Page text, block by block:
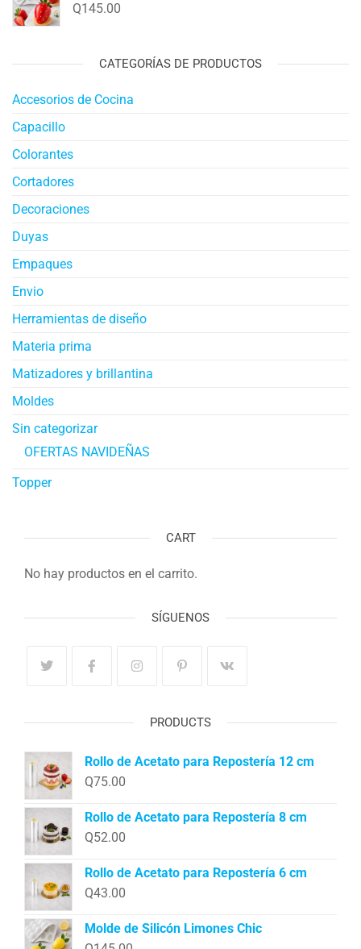
Q145.00
CATEGORÍAS DE PRODUCTOS
Accesorios de Cocina
Capacillo
Colorantes
Cortadores
Decoraciones
Duyas
Empaques
Envio
Herramientas de diseño
Materia prima
Matizadores y brillantina
Moldes
Sin categorizar
OFERTAS NAVIDEÑAS
Topper
CART
No hay productos en el carrito.
SÍGUENOS
PRODUCTS
Rollo de Acetato para Repostería 12 cm
Q75.00
Rollo de Acetato para Repostería 8 cm
Q52.00
Rollo de Acetato para Repostería 6 cm
Q43.00
Molde de Silicón Limones Chic